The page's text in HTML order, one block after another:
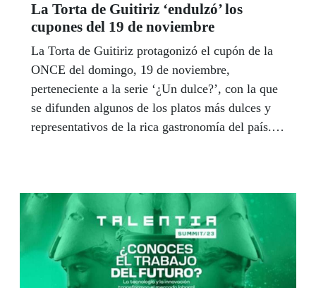
La Torta de Guitiriz ‘endulzó’ los
cupones del 19 de noviembre
La Torta de Guitiriz protagonizó el cupón de la
ONCE del domingo, 19 de noviembre,
perteneciente a la serie ‘¿Un dulce?’, con la que
se difunden algunos de los platos más dulces y
representativos de la rica gastronomía del país.